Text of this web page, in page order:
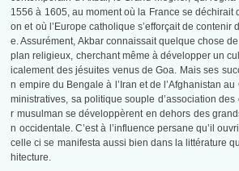
1556 à 1605, au moment où la France se déchirait
on et où l’Europe catholique s’efforçait de contenir
e. Assurément, Akbar connaissait quelque chose
plan religieux, cherchant même à développer un
icalement des jésuites venus de Goa. Mais ses
n empire du Bengale à l’Iran et de l’Afghanistan
ministratives, sa politique souple d’association
r musulman se développèrent en dehors des
n occidentale. C’est à l’influence persane qu’il
celle ci se manifesta aussi bien dans la littérature
hitecture.